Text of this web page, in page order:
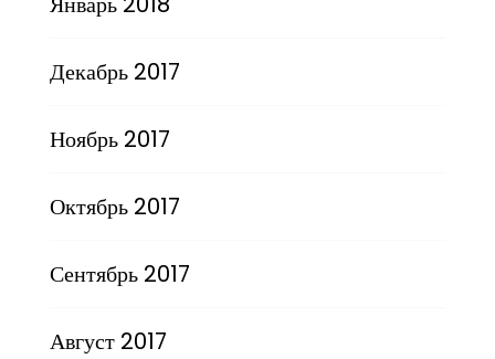
Декабрь 2017
Ноябрь 2017
Октябрь 2017
Сентябрь 2017
Август 2017